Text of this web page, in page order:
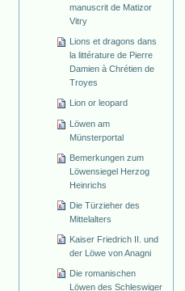
manuscrit de Matizor
Vitry
Lions et dragons dans
la littérature de Pierre
Damien à Chrétien de
Troyes
Lion or leopard
Löwen am
Münsterportal
Bemerkungen zum
Löwensiegel Herzog
Heinrichs
Die Türzieher des
Mittelalters
Kaiser Friedrich II. und
der Löwe von Anagni
Die romanischen
Löwen des Schleswiger